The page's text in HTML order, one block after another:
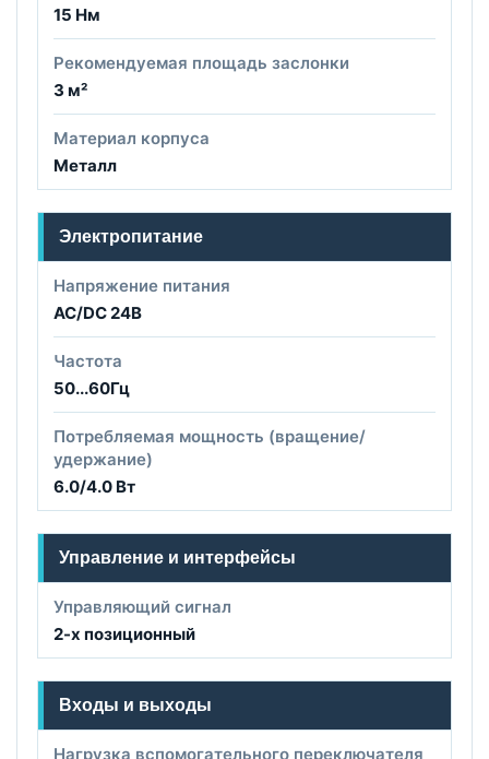
15 Нм
Рекомендуемая площадь заслонки
3 м²
Материал корпуса
Металл
Электропитание
Напряжение питания
AC/DC 24B
Частота
50...60Гц
Потребляемая мощность (вращение/
удержание)
6.0/4.0 Вт
Управление и интерфейсы
Управляющий сигнал
2-х позиционный
Входы и выходы
Нагрузка вспомогательного переключателя